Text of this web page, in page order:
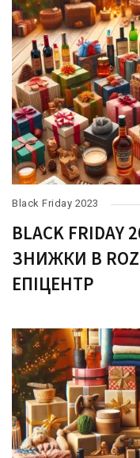
Black Friday 2023
BLACK FRIDAY
ЗНИЖКИ В
ЕПІЦЕНТР